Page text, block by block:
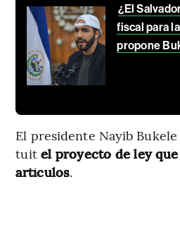
¿El
fiscal para
propone
El presidente Nayib
tuit el proyecto de ley
artículos.